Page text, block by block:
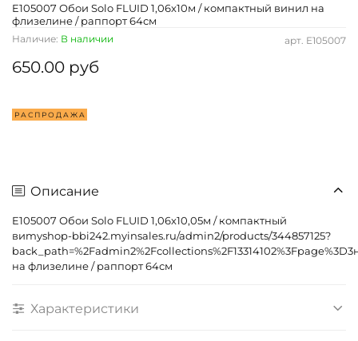
арт. E105007
Наличие: В наличии
Р А С П Р О Д А Ж А
650.00 руб
E105007 Обои Solo FLUID 1,06х10м / компактный винил на
флизелине / раппорт 64см
Описание
E105007 Обои Solo FLUID 1,06х10,05м / компактный
виmyshop-bbi242.myinsales.ru/admin2/products/344857125?
на флизелине / раппорт 64см
Характеристики